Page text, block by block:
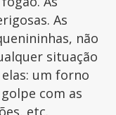
As
não
situação
um forno
com as
etc.